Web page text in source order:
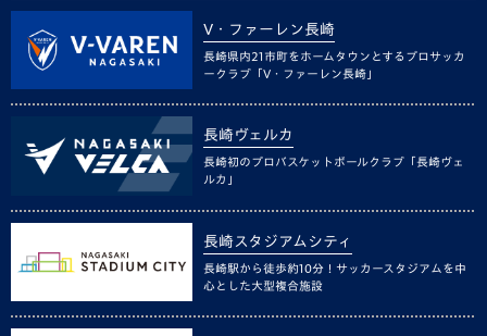
V・ファーレン長崎
長崎県内21市町をホームタウンとするプロサッカ
ークラブ「V・ファーレン長崎」
長崎ヴェルカ
長崎初のプロバスケットボールクラブ「長崎ヴェ
ルカ」
長崎スタジアムシティ
長崎駅から徒歩約10分！サッカースタジアムを中
心とした大型複合施設